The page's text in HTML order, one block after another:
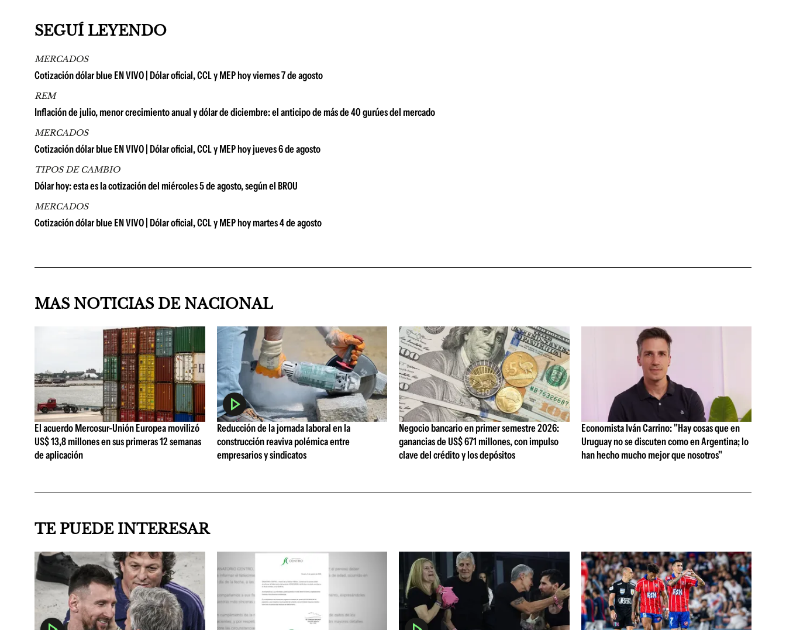
SEGUÍ LEYENDO
MERCADOS
Cotización dólar blue EN VIVO | Dólar oficial, CCL y MEP hoy viernes 7 de agosto
REM
Inflación de julio, menor crecimiento anual y dólar de diciembre: el anticipo de más de 40 gurúes del mercado
MERCADOS
Cotización dólar blue EN VIVO | Dólar oficial, CCL y MEP hoy jueves 6 de agosto
TIPOS DE CAMBIO
Dólar hoy: esta es la cotización del miércoles 5 de agosto, según el BROU
MERCADOS
Cotización dólar blue EN VIVO | Dólar oficial, CCL y MEP hoy martes 4 de agosto
MAS NOTICIAS DE NACIONAL
El acuerdo Mercosur-Unión Europea movilizó
US$ 13,8 millones en sus primeras 12 semanas
de aplicación
Reducción de la jornada laboral en la
construcción reaviva polémica entre
empresarios y sindicatos
Negocio bancario en primer semestre 2026:
ganancias de US$ 671 millones, con impulso
clave del crédito y los depósitos
Economista Iván Carrino: "Hay cosas que en
Uruguay no se discuten como en Argentina; lo
han hecho mucho mejor que nosotros"
TE PUEDE INTERESAR